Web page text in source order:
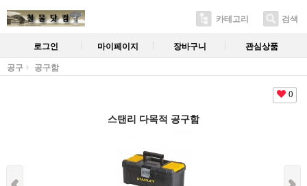
카테고리 검색
로그인 마이페이지 장바구니 관심상품
공구 공구함
0
스탠리 다목적 공구함